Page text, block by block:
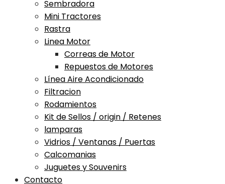
Sembradora
Mini Tractores
Rastra
Linea Motor
Correas de Motor
Repuestos de Motores
Línea Aire Acondicionado
Filtracion
Rodamientos
Kit de Sellos / origin / Retenes
lamparas
Vidrios / Ventanas / Puertas
Calcomanias
Juguetes y Souvenirs
Contacto